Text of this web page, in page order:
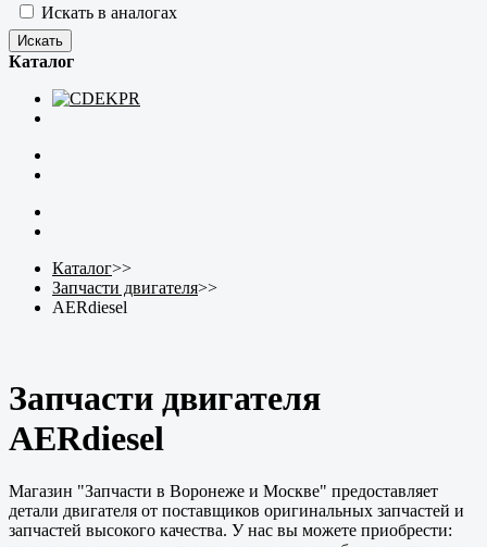
Искать в аналогах
Каталог
Каталог>>
Запчасти двигателя>>
AERdiesel
Запчасти двигателя
AERdiesel
Магазин "Запчасти в Воронеже и Москве" предоставляет
детали двигателя от поставщиков оригинальных запчастей и
запчастей высокого качества. У нас вы можете приобрести: